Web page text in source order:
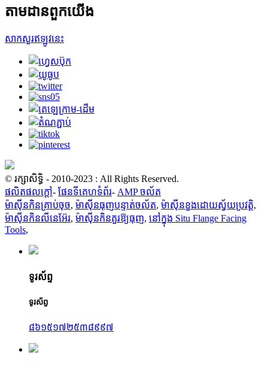
តាមដានពួកយើង
សាកសួរឥឡូវនេះ
© រក្សាសិទ្ធិ - 2010-2023 : All Rights Reserved.
ផលិតផលក្តៅ- ផែនទីគេហទំព័រ- AMP ចល័ត
ម៉ាស៊ីនកិនគ្រាប់ចុច, ម៉ាស៊ីនធុញបន្ទាត់ចល័ត, ម៉ាស៊ីនខួងដោយស្វ័យប្រវត្តិ,
ម៉ាស៊ីនកិនលីនេអ៊ែរ, ម៉ាស៊ីនកិនគួរឱ្យធុញ, នៅក្នុង Situ Flange Facing
Tools,
ទូរស័ព្ទ
ទូរស័ព្ទ
៨៦១៥១៧២៥៣៨៩៩៧